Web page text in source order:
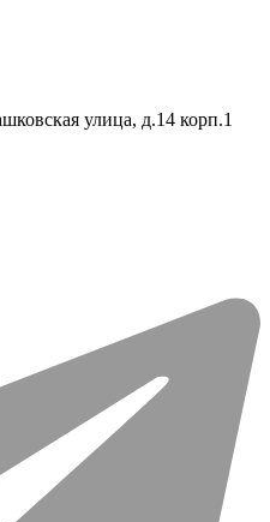
улица, д.14 корп.1